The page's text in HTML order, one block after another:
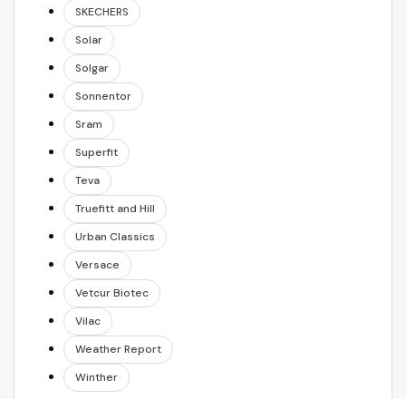
SKECHERS
Solar
Solgar
Sonnentor
Sram
Superfit
Teva
Truefitt and Hill
Urban Classics
Versace
Vetcur Biotec
Vilac
Weather Report
Winther